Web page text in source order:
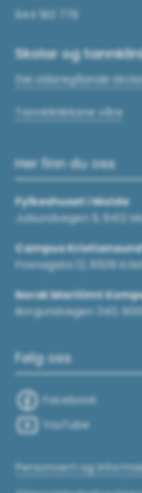
944 183 779
Skolar og
Dei vidaregåande
Tannklinikkane våre
Her finn du oss
Fylkeshuset i Molde
Julsundvegen 9, 6412
Campus
Fosnagata 12, 6509
Norsk Maritimt
Borgundvegen 340,
Følg oss
Facebook
YouTube
Personvern og